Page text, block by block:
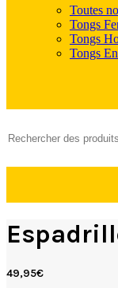
Toutes
Tongs
Tongs
Tongs
49,95€